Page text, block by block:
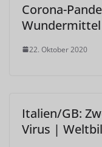
Corona-
22. Oktober 2020
Italien/GB:
Virus |